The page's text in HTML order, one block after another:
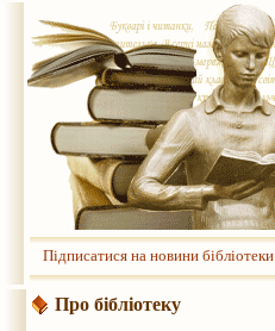
Підписатися на новини бібліотеки
Про бібліотеку